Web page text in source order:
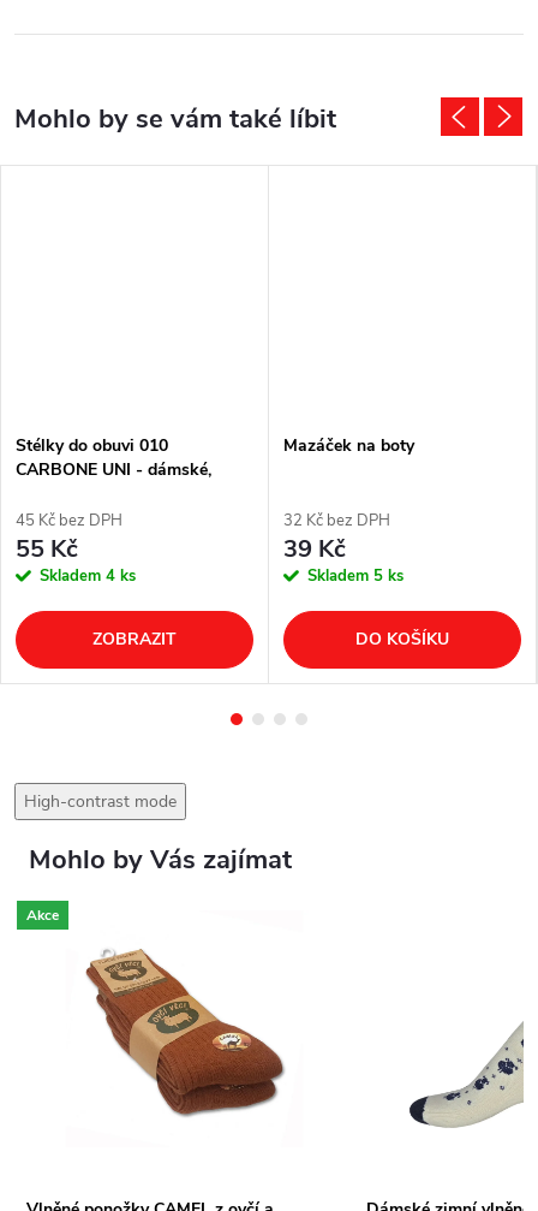
Stélky do obuvi 010
CARBONE UNI - dámské,
45 Kč bez DPH
55 Kč
Skladem 4 ks
ZOBRAZIT
Mazáček na boty
32 Kč bez DPH
39 Kč
Skladem 5 ks
DO KOŠÍKU
High-contrast mode
Mohlo by Vás zajímat
Akce